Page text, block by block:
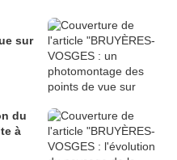
sur
du
à